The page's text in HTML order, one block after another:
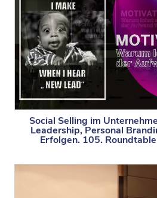
Social Selling im
Leadership, Personal
Erfolgen. 105.